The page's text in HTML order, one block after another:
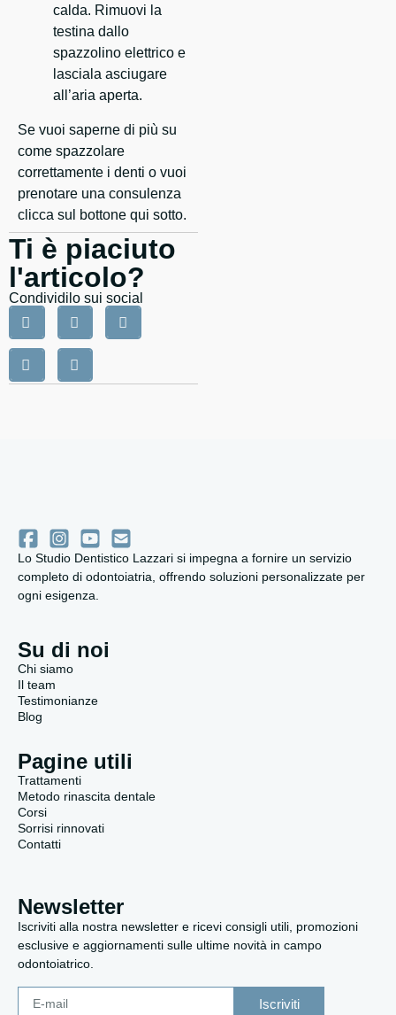
calda. Rimuovi la
testina dallo
spazzolino elettrico e
lasciala asciugare
all’aria aperta.
Se vuoi saperne di più su
come spazzolare
correttamente i denti o vuoi
prenotare una consulenza
clicca sul bottone qui sotto.
Ti è piaciuto
l'articolo?
Condividilo sui social
Lo Studio Dentistico Lazzari si impegna a fornire un servizio
completo di odontoiatria, offrendo soluzioni personalizzate per
ogni esigenza.
Su di noi
Chi siamo
Il team
Testimonianze
Blog
Pagine utili
Trattamenti
Metodo rinascita dentale
Corsi
Sorrisi rinnovati
Contatti
Newsletter
Iscriviti alla nostra newsletter e ricevi consigli utili, promozioni
esclusive e aggiornamenti sulle ultime novità in campo
odontoiatrico.
Iscriviti